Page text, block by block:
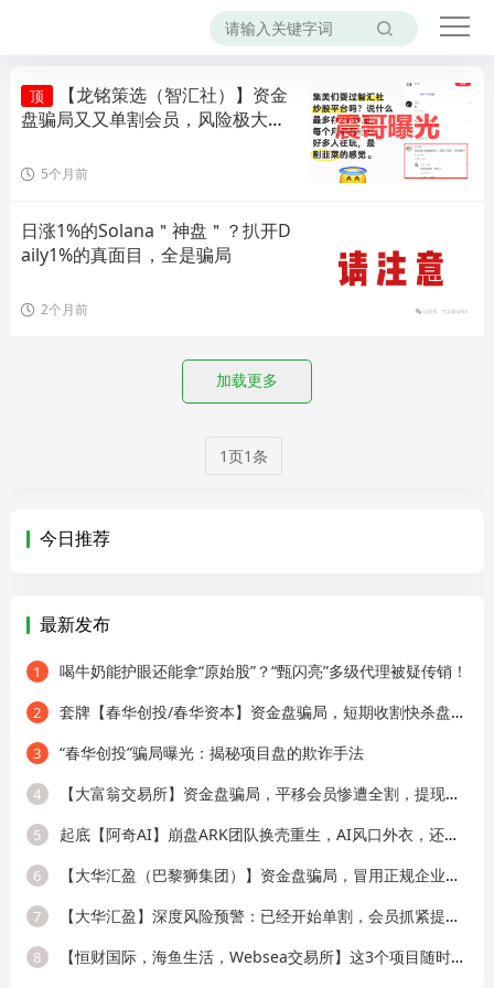
顶
【龙铭策选（智汇社）】资金
盘骗局又又单割会员，风险极大，
5个月前
日涨1%的Solana＂神盘＂？扒开D
aily1%的真面目，全是骗局
2个月前
加载更多
1页1条
今日推荐
最新发布
1 喝牛奶能护眼还能拿“原始股”？“甄闪亮”多级代理被疑传销！
2 套牌【春华创投/春华资本】资金盘骗局，短期收割快杀盘，远离！
3 “春华创投”骗局曝光：揭秘项目盘的欺诈手法
4 【大富翁交易所】资金盘骗局，平移会员惨遭全割，提现直接封号！
5 起底【阿奇AI】崩盘ARK团队换壳重生，AI风口外衣，还是老牌分销套路！
6 【大华汇盈（巴黎狮集团）】资金盘骗局，冒用正规企业名称，大量单割会员，
7 【大华汇盈】深度风险预警：已经开始单割，会员抓紧提现！！！
8 【恒财国际，海鱼生活，Websea交易所】这3个项目随时崩盘跑路，赶快远离！